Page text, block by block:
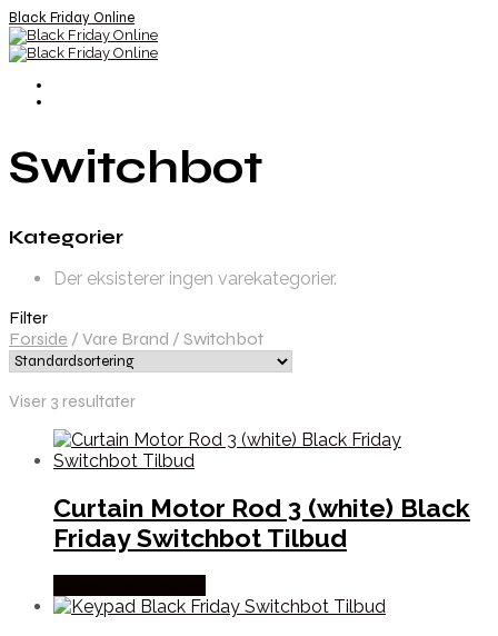
Black Friday Online
Switchbot
Kategorier
Der eksisterer ingen varekategorier.
Filter
Forside / Vare Brand / Switchbot
Viser 3 resultater
Curtain Motor Rod 3 (white) Black
Friday Switchbot Tilbud